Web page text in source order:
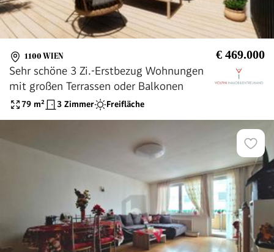
1100 WIEN € 469.000
Sehr schöne 3 Zi.-Erstbezug Wohnungen
mit großen Terrassen oder Balkonen
79 m² 3 Zimmer Freifläche